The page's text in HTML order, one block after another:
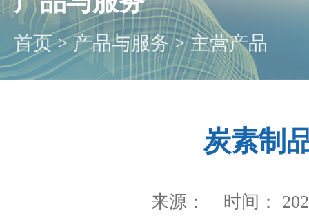
首页>产品与服务>主营产品
炭素制
来源： 时间：